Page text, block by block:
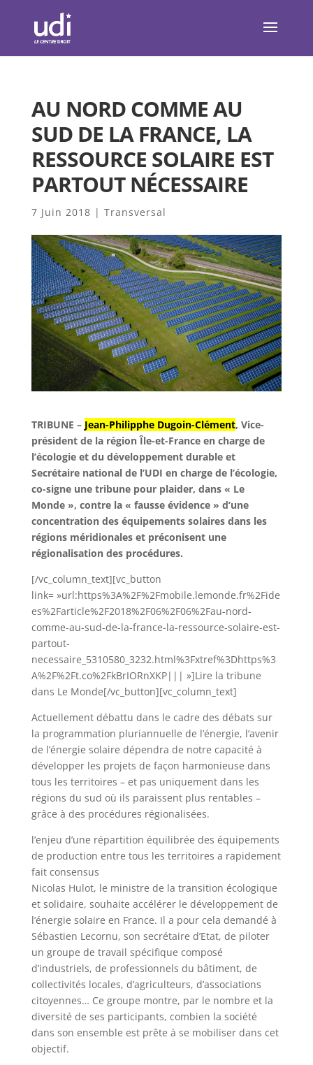
AU NORD COMME AU
SUD DE LA FRANCE, LA
RESSOURCE SOLAIRE EST
PARTOUT NÉCESSAIRE
7 Juin 2018 | Transversal
TRIBUNE – Jean-Philipphe Dugoin-Clément, Vice-
président de la région Île-et-France en charge de
l’écologie et du développement durable et
Secrétaire national de l’UDI en charge de l’écologie,
co-signe une tribune pour plaider, dans « Le
Monde », contre la « fausse évidence » d’une
concentration des équipements solaires dans les
régions méridionales et préconisent une
régionalisation des procédures.
[/vc_column_text][vc_button
link= »url:https%3A%2F%2Fmobile.lemonde.fr%2Fide
es%2Farticle%2F2018%2F06%2F06%2Fau-nord-
comme-au-sud-de-la-france-la-ressource-solaire-est-
partout-
necessaire_5310580_3232.html%3Fxtref%3Dhttps%3
A%2F%2Ft.co%2FkBrIORnXKP||| »]Lire la tribune
dans Le Monde[/vc_button][vc_column_text]
Actuellement débattu dans le cadre des débats sur
la programmation pluriannuelle de l’énergie, l’avenir
de l’énergie solaire dépendra de notre capacité à
développer les projets de façon harmonieuse dans
tous les territoires – et pas uniquement dans les
régions du sud où ils paraissent plus rentables –
grâce à des procédures régionalisées.
l’enjeu d’une répartition équilibrée des équipements
de production entre tous les territoires a rapidement
fait consensus
Nicolas Hulot, le ministre de la transition écologique
et solidaire, souhaite accélérer le développement de
l’énergie solaire en France. Il a pour cela demandé à
Sébastien Lecornu, son secrétaire d’Etat, de piloter
un groupe de travail spécifique composé
d’industriels, de professionnels du bâtiment, de
collectivités locales, d’agriculteurs, d’associations
citoyennes… Ce groupe montre, par le nombre et la
diversité de ses participants, combien la société
dans son ensemble est prête à se mobiliser dans cet
objectif.